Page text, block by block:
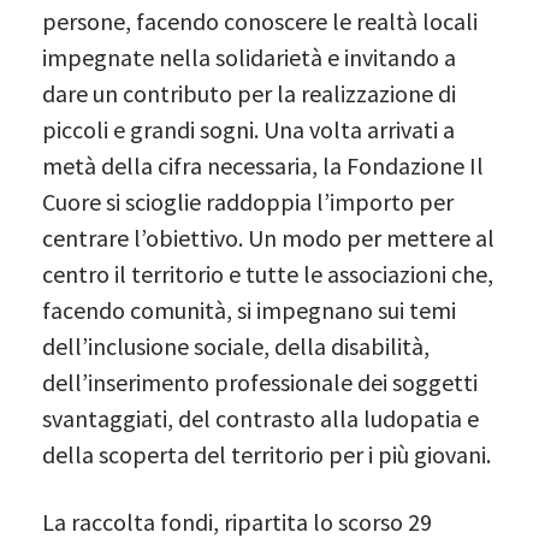
persone, facendo conoscere le realtà locali
impegnate nella solidarietà e invitando a
dare un contributo per la realizzazione di
piccoli e grandi sogni. Una volta arrivati a
metà della cifra necessaria, la Fondazione Il
Cuore si scioglie raddoppia l’importo per
centrare l’obiettivo. Un modo per mettere al
centro il territorio e tutte le associazioni che,
facendo comunità, si impegnano sui temi
dell’inclusione sociale, della disabilità,
dell’inserimento professionale dei soggetti
svantaggiati, del contrasto alla ludopatia e
della scoperta del territorio per i più giovani.
La raccolta fondi, ripartita lo scorso 29